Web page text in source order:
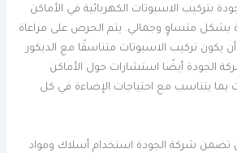
بتركيب الاسبوتات الكهربائية في الأماكن
بشكل متساوٍ وجمالي. يتم الحرص على مراعاة
يكون تركيب الاسبوتات متناسقًا مع الديكور
الجودة أيضًا استشارات حول الأماكن
بما يتناسب مع احتياجات الإضاءة في كل
تضمن شركة الجودة استخدام أسلاك ومواد